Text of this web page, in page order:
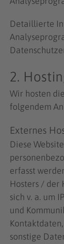
Detaillierte
2.
Wir hosten
folgendem
Externes
Diese
erfasst
Hosters / der
sich v. a. um
und
sonstige